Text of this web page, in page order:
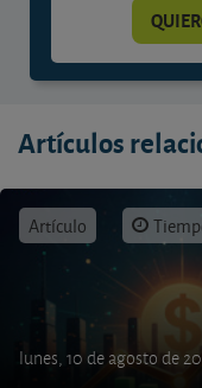
Artículos
Artículo
lunes, 10 de agosto de